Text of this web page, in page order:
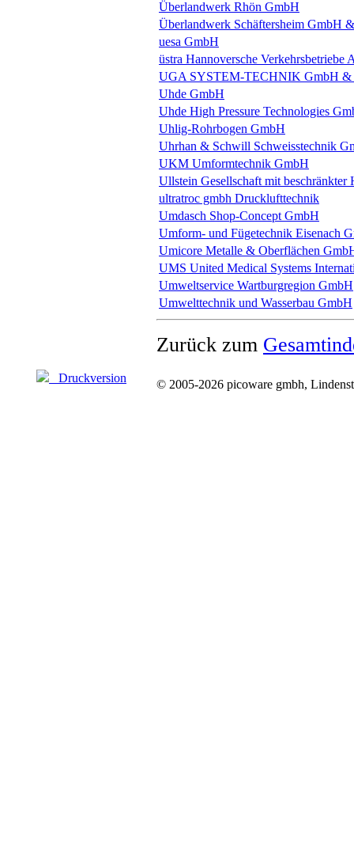
Überlandwerk Rhön GmbH
Überlandwerk Schäftersheim GmbH
uesa GmbH
üstra Hannoversche Verkehrsbetriebe
UGA SYSTEM-TECHNIK GmbH &
Uhde GmbH
Uhde High Pressure Technologies
Uhlig-Rohrbogen GmbH
Uhrhan & Schwill Schweisstechnik
UKM Umformtechnik GmbH
Ullstein Gesellschaft mit beschränkter
ultratroc gmbh Drucklufttechnik
Umdasch Shop-Concept GmbH
Umform- und Fügetechnik Eisenach
Umicore Metalle & Oberflächen
UMS United Medical Systems
Umweltservice Wartburgregion GmbH
Umwelttechnik und Wasserbau GmbH
Zurück zum
Druckversion © 2005-2026 picoware gmbh,